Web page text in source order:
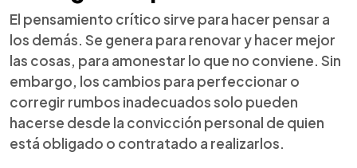
El pensamiento crítico sirve para hacer pensar a
los demás. Se genera para renovar y hacer mejor
las cosas, para amonestar lo que no conviene. Sin
embargo, los cambios para perfeccionar o
corregir rumbos inadecuados solo pueden
hacerse desde la convicción personal de quien
está obligado o contratado a realizarlos.